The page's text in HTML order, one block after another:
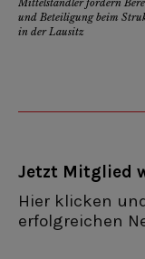
Mittelständler fordern
und Beteiligung beim
in der Lausitz
Jetzt Mitglied
Hier klicken
erfolgreichen